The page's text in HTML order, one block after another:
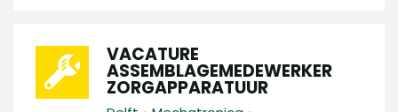
VACATURE
ASSEMBLAGEMEDEWERKER
ZORGAPPARATUUR